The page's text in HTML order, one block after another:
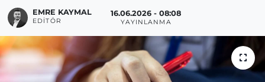
EMRE KAYMAL
EDITÖR
16.06.2026 - 08:08
YAYINLANMA